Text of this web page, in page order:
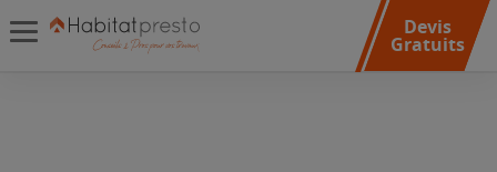
Devis
Gratuits